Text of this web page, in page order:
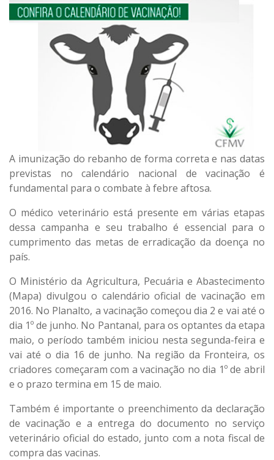
A imunização do rebanho de forma correta e nas datas
previstas no calendário nacional de vacinação é
fundamental para o combate à febre aftosa.
O médico veterinário está presente em várias etapas
dessa campanha e seu trabalho é essencial para o
cumprimento das metas de erradicação da doença no
país.
O Ministério da Agricultura, Pecuária e Abastecimento
(Mapa) divulgou o calendário oficial de vacinação em
2016. No Planalto, a vacinação começou dia 2 e vai até o
dia 1º de junho. No Pantanal, para os optantes da etapa
maio, o período também iniciou nesta segunda-feira e
vai até o dia 16 de junho. Na região da Fronteira, os
criadores começaram com a vacinação no dia 1º de abril
e o prazo termina em 15 de maio.
Também é importante o preenchimento da declaração
de vacinação e a entrega do documento no serviço
veterinário oficial do estado, junto com a nota fiscal de
compra das vacinas.